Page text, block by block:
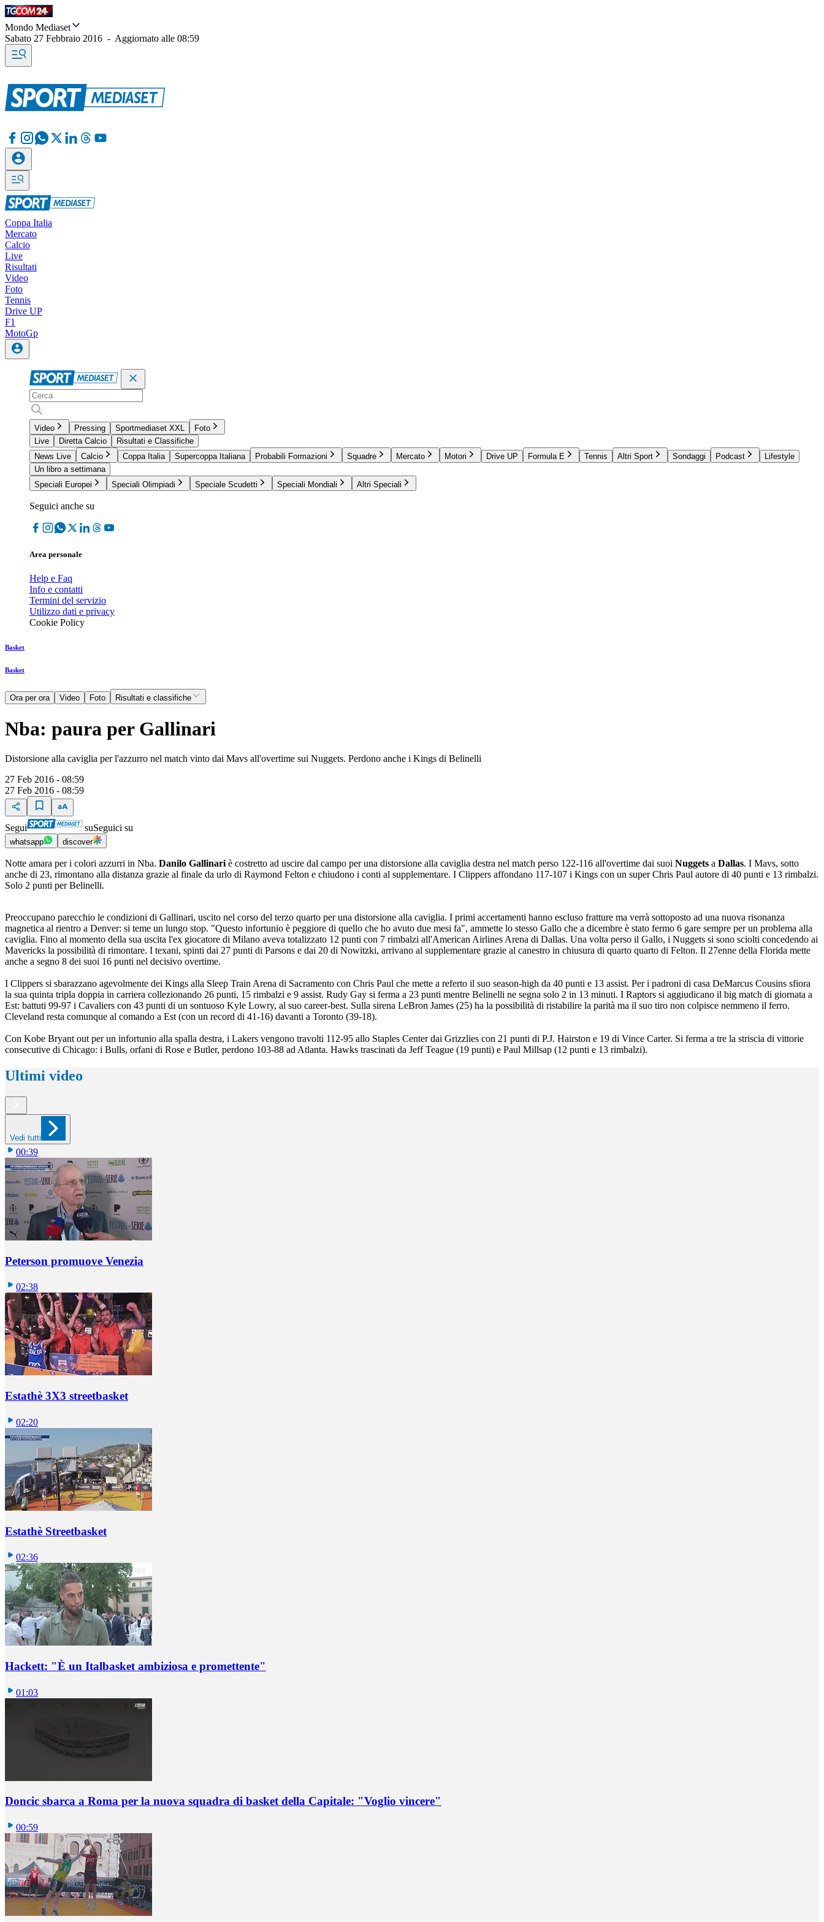
Mondo Mediaset
Sabato 27 Febbraio 2016 - Aggiornato alle 08:59
Coppa Italia
Mercato
Calcio
Live
Risultati
Video
Foto
Tennis
Drive UP
F1
MotoGp
Video Pressing Sportmediaset XXL
Foto
Live
Diretta Calcio
Risultati e Classifiche
News Live
Calcio Coppa Italia Supercoppa Italiana Probabili Formazioni Squadre Mercato Motori Drive UP Formula E Tennis Altri Sport Sondaggi Podcast
Lifestyle
Un libro a settimana
Speciali Europei
Speciali Olimpiadi Speciale Scudetti Speciali Mondiali Altri Speciali
Seguici anche su
Area personale
Help e Faq
Info e contatti
Termini del servizio
Utilizzo dati e privacy
Cookie Policy
Basket
Basket
Ora per ora Video Foto Risultati e classifiche
Nba: paura per Gallinari
Distorsione alla caviglia per l'azzurro nel match vinto dai Mavs all'overtime sui Nuggets. Perdono anche i Kings di Belinelli
27 Feb 2016 - 08:59
27 Feb 2016 - 08:59
Segui suSeguici su
whatsapp discover
Notte amara per i colori azzurri in Nba. Danilo Gallinari è costretto ad uscire dal campo per una distorsione alla caviglia destra nel match perso 122-116 all'overtime dai suoi Nuggets a Dallas. I Mavs, sotto
anche di 23, rimontano alla distanza grazie al finale da urlo di Raymond Felton e chiudono i conti al supplementare. I Clippers affondano 117-107 i Kings con un super Chris Paul autore di 40 punti e 13 rimbalzi.
Solo 2 punti per Belinelli.
Preoccupano parecchio le condizioni di Gallinari, uscito nel corso del terzo quarto per una distorsione alla caviglia. I primi accertamenti hanno escluso fratture ma verrà sottoposto ad una nuova risonanza
magnetica al rientro a Denver: si teme un lungo stop. "Questo infortunio è peggiore di quello che ho avuto due mesi fa", ammette lo stesso Gallo che a dicembre è stato fermo 6 gare sempre per un problema alla
caviglia. Fino al momento della sua uscita l'ex giocatore di Milano aveva totalizzato 12 punti con 7 rimbalzi all'American Airlines Arena di Dallas. Una volta perso il Gallo, i Nuggets si sono sciolti concedendo ai
Mavericks la possibilità di rimontare. I texani, spinti dai 27 punti di Parsons e dai 20 di Nowitzki, arrivano al supplementare grazie al canestro in chiusura di quarto quarto di Felton. Il 27enne della Florida mette
anche a segno 8 dei suoi 16 punti nel decisivo overtime.
I Clippers si sbarazzano agevolmente dei Kings alla Sleep Train Arena di Sacramento con Chris Paul che mette a referto il suo season-high da 40 punti e 13 assist. Per i padroni di casa DeMarcus Cousins sfiora
la sua quinta tripla doppia in carriera collezionando 26 punti, 15 rimbalzi e 9 assist. Rudy Gay si ferma a 23 punti mentre Belinelli ne segna solo 2 in 13 minuti. I Raptors si aggiudicano il big match di giornata a
Est: battuti 99-97 i Cavaliers con 43 punti di un sontuoso Kyle Lowry, al suo career-best. Sulla sirena LeBron James (25) ha la possibilità di ristabilire la parità ma il suo tiro non colpisce nemmeno il ferro.
Cleveland resta comunque al comando a Est (con un record di 41-16) davanti a Toronto (39-18).
Con Kobe Bryant out per un infortunio alla spalla destra, i Lakers vengono travolti 112-95 allo Staples Center dai Grizzlies con 21 punti di P.J. Hairston e 19 di Vince Carter. Si ferma a tre la striscia di vittorie
consecutive di Chicago: i Bulls, orfani di Rose e Butler, perdono 103-88 ad Atlanta. Hawks trascinati da Jeff Teague (19 punti) e Paul Millsap (12 punti e 13 rimbalzi).
Ultimi video
Vedi tutti
00:39
Peterson promuove Venezia
02:38
Estathè 3X3 streetbasket
02:20
Estathè Streetbasket
02:36
Hackett: "È un Italbasket ambiziosa e promettente"
01:03
Doncic sbarca a Roma per la nuova squadra di basket della Capitale: "Voglio vincere"
00:59